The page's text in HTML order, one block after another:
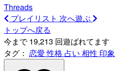
Threads
プレイリスト 次へ遊ぶ
トップへ戻る
今まで 19,213 回遊ばれてます
タグ： 恋愛性格 占い 相性 印象